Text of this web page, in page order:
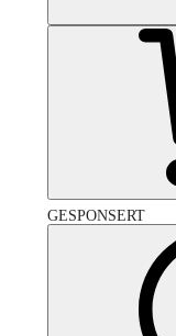
GESPONSERT